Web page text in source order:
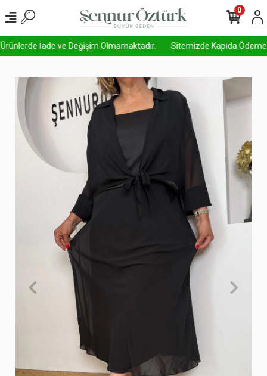
İade ve Değişim Olmamaktadır. Sitemizde Kapıda Ödeme
0